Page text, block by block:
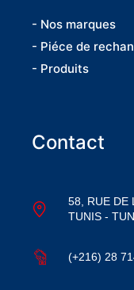
- Nos marques
- Piéce de
- Produits
Contact
58, RUE DE
TUNIS -
(+216) 28